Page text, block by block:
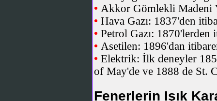
• Akkor Gömlekli Madeni
• Hava Gazı: 1837'den
• Petrol Gazı: 1870'lerden
• Asetilen: 1896'dan
• Elektrik: İlk deneyler
of May'de ve 1888 de St.
Fenerlerin Işık